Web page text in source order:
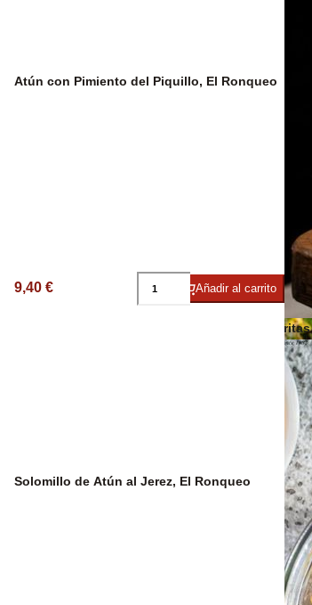
Patatas Fritas
Atún con Pimiento del Piquillo, El Ronqueo
9,40 € Añadir al carrito
Solomillo de Atún al Jerez, El Ronqueo